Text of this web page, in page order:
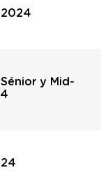
2024
y Mid-